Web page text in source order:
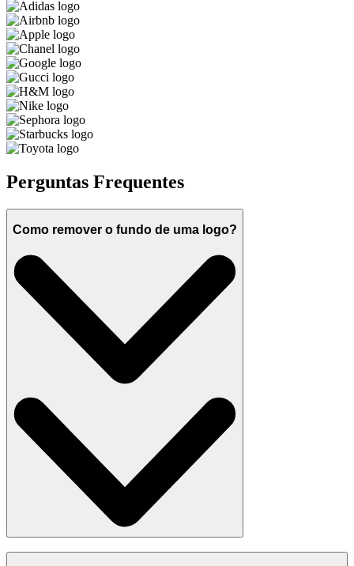
Perguntas Frequentes
Como remover o fundo de uma logo?